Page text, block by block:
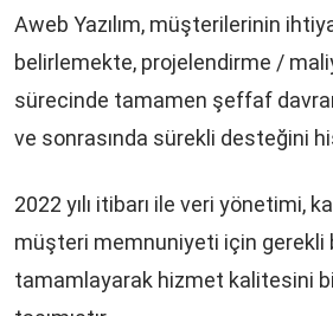
Aweb Yazılım, müşterilerinin
belirlemekte, projelendirme /
sürecinde tamamen şeffaf
ve sonrasında sürekli desteğini
2022 yılı itibarı ile veri yönetimi,
müşteri memnuniyeti için gerekli
tamamlayarak hizmet kalitesini